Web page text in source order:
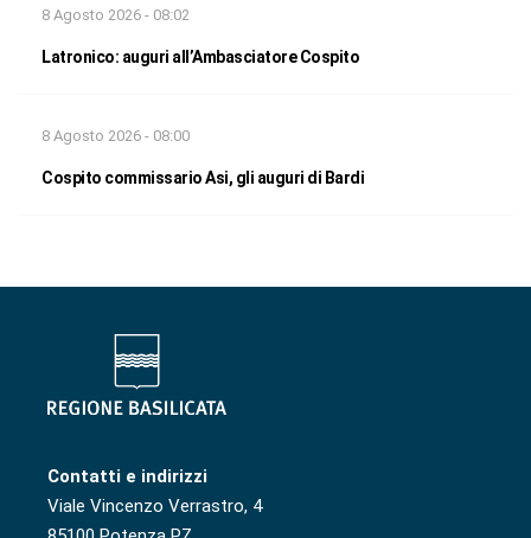
8 Agosto 2026 - 08:02
Latronico: auguri all’Ambasciatore Cospito
8 Agosto 2026 - 08:00
Cospito commissario Asi, gli auguri di Bardi
Contatti e indirizzi
Viale Vincenzo Verrastro, 4